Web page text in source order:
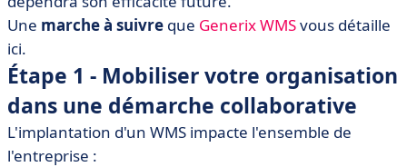
• Étape 5 - Élaborer un planning prévisionnel précis
• Étape 6 - Configurer la solution et la dimensionner au
• Étape 7 - Intégrer concrètement la solution... et la
tester
• Étape 8 - Communiquer régulièrement auprès des
équipes opérationnelles
Une marche à suivre que Generix WMSvous détaille
ici.
Étape 1 - Mobiliser votre organisation
dans une démarche collaborative
L'implantation d'un WMS impacte l'ensemble de
l'entreprise :